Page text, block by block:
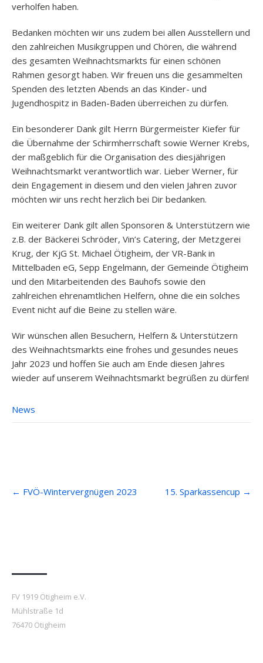
verholfen haben.
Bedanken möchten wir uns zudem bei allen Ausstellern und
den zahlreichen Musikgruppen und Chören, die während
des gesamten Weihnachtsmarkts für einen schönen
Rahmen gesorgt haben. Wir freuen uns die gesammelten
Spenden des letzten Abends an das Kinder- und
Jugendhospitz in Baden-Baden überreichen zu dürfen.
Ein besonderer Dank gilt Herrn Bürgermeister Kiefer für
die Übernahme der Schirmherrschaft sowie Werner Krebs,
der maßgeblich für die Organisation des diesjährigen
Weihnachtsmarkt verantwortlich war. Lieber Werner, für
dein Engagement in diesem und den vielen Jahren zuvor
möchten wir uns recht herzlich bei Dir bedanken.
Ein weiterer Dank gilt allen Sponsoren & Unterstützern wie
z.B. der Bäckerei Schröder, Vin’s Catering, der Metzgerei
Krug, der KjG St. Michael Ötigheim, der VR-Bank in
Mittelbaden eG, Sepp Engelmann, der Gemeinde Ötigheim
und den Mitarbeitenden des Bauhofs sowie den
zahlreichen ehrenamtlichen Helfern, ohne die ein solches
Event nicht auf die Beine zu stellen wäre.
Wir wünschen allen Besuchern, Helfern & Unterstützern
des Weihnachtsmarkts eine frohes und gesundes neues
Jahr 2023 und hoffen Sie auch am Ende diesen Jahres
wieder auf unserem Weihnachtsmarkt begrüßen zu dürfen!
News
Post
navigation
← FVÖ-Wintervergnügen 2023 15. Sparkassencup →
FV 1919 Ötigheim e.V.
Mühlstraße 1d
76470 Ötigheim